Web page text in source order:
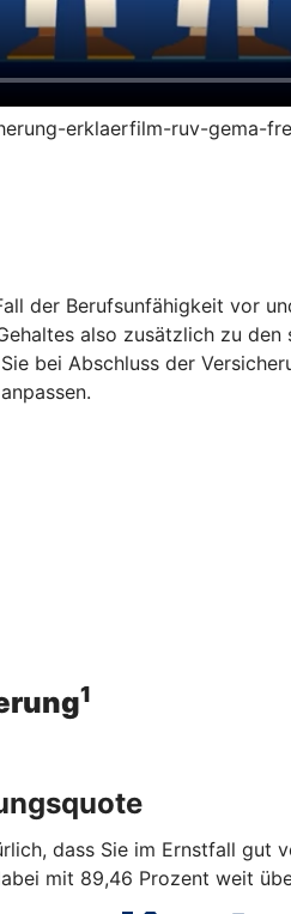
erklaerfilm-ruv-gema-
der Berufsunfähigkeit vor
also zusätzlich zu
bei Abschluss der
1
dass Sie im Ernstfall
mit 89,46 Prozent weit